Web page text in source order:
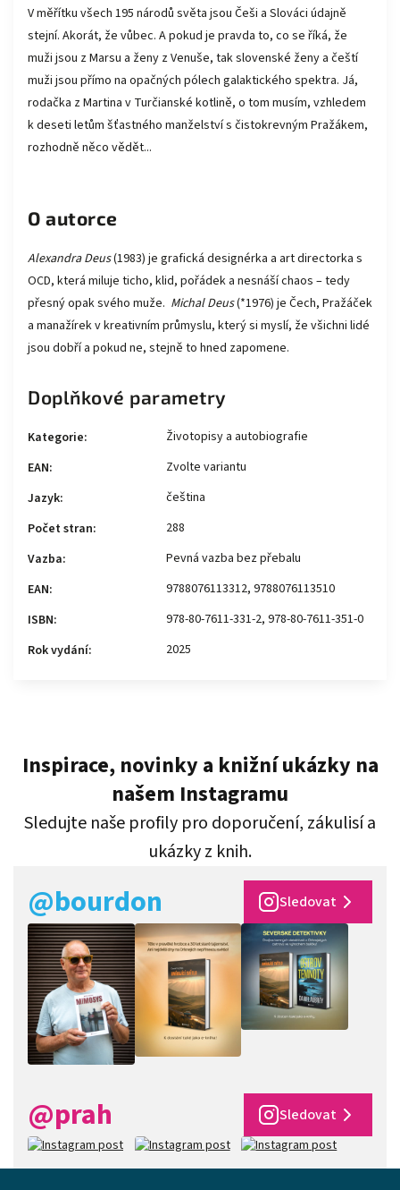
V měřítku všech 195 národů světa jsou Češi a Slováci údajně
stejní. Akorát, že vůbec. A pokud je pravda to, co se říká, že
muži jsou z Marsu a ženy z Venuše, tak slovenské ženy a čeští
muži jsou přímo na opačných pólech galaktického spektra. Já,
rodačka z Martina v Turčianské kotlině, o tom musím, vzhledem
k deseti letům šťastného manželství s čistokrevným Pražákem,
rozhodně něco vědět...
O autorce
Alexandra Deus(1983) je grafická designérka a art directorka s
OCD, která miluje ticho, klid, pořádek a nesnáší chaos – tedy
přesný opak svého muže. Michal Deus(*1976) je Čech, Pražáček
a manažírek v kreativním průmyslu, který si myslí, že všichni lidé
jsou dobří a pokud ne, stejně to hned zapomene.
Doplňkové parametry
Kategorie:
Životopisy a autobiografie
EAN:
Zvolte variantu
Jazyk:
čeština
Počet stran:
288
Vazba:
Pevná vazba bez přebalu
EAN:
9788076113312, 9788076113510
ISBN:
978-80-7611-331-2, 978-80-7611-351-0
Rok vydání: 2025
Inspirace, novinky a knižní ukázky na
našem Instagramu
Sledujte naše profily pro doporučení, zákulisí a
ukázky z knih.
@bourdon Sledovat
@prah Sledovat